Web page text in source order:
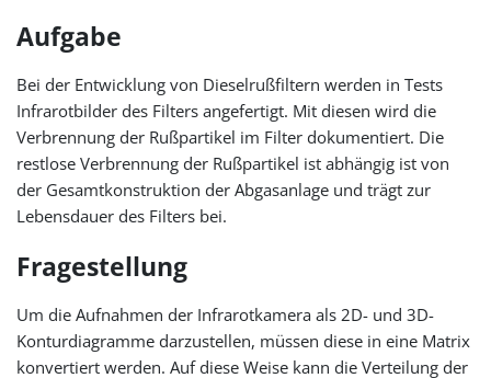
Aufgabe
Bei der Entwicklung von Dieselrußfiltern werden in Tests
Infrarotbilder des Filters angefertigt. Mit diesen wird die
Verbrennung der Rußpartikel im Filter dokumentiert. Die
restlose Verbrennung der Rußpartikel ist abhängig ist von
der Gesamtkonstruktion der Abgasanlage und trägt zur
Lebensdauer des Filters bei.
Fragestellung
Um die Aufnahmen der Infrarotkamera als 2D- und 3D-
Konturdiagramme darzustellen, müssen diese in eine Matrix
konvertiert werden. Auf diese Weise kann die Verteilung der